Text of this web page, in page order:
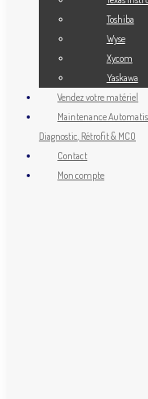
POIDS
0,100 kg
DIMENSIONS
10,45 × 4,00 × 5,00 cm
Toshiba
Wyse
Xycom
Yaskawa
Vendez votre matériel
Maintenance
Diagnostic, Rétrofit & MCO
Contact
Mon compte